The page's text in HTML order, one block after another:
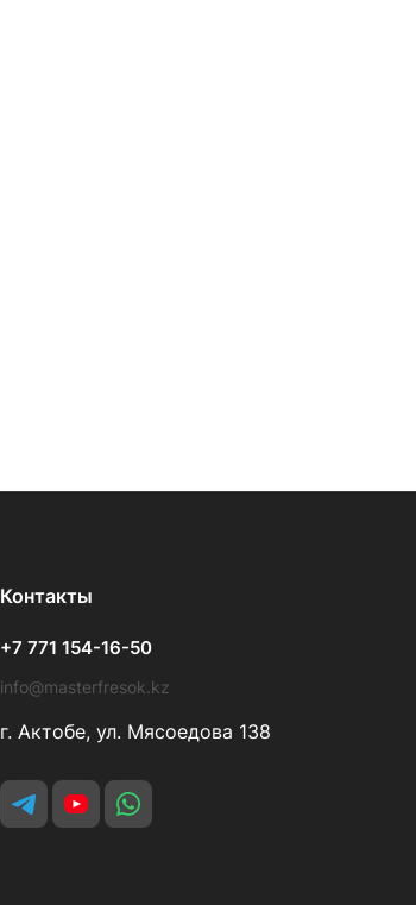
Контакты
+7 771 154-16-50
info@masterfresok.kz
г. Актобе, ул. Мясоедова 138